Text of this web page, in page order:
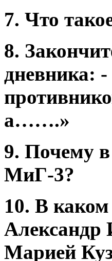
7. Что
8.
дневника:
а…….»
9. Почему
МиГ-3?
10. В каком
Александр
Марией